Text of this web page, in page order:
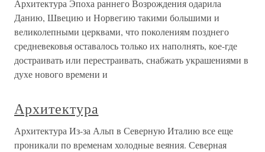
Архитектура Эпоха раннего Возрождения одарила
Данию, Швецию и Норвегию такими большими и
великолепными церквами, что поколениям позднего
средневековья оставалось только их наполнять, кое-где
достраивать или перестраивать, снабжать украшениями в
духе нового времени и
Архитектура
Архитектура Из-за Альп в Северную Италию все еще
проникали по временам холодные веяния. Северная